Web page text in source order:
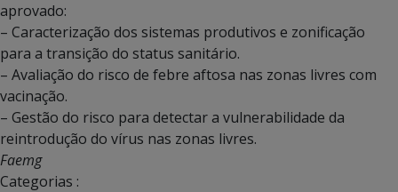
aprovado:
– Caracterização dos sistemas produtivos e zonificação
para a transição do status sanitário.
– Avaliação do risco de febre aftosa nas zonas livres com
vacinação.
– Gestão do risco para detectar a vulnerabilidade da
reintrodução do vírus nas zonas livres.
Faemg
Categorias :